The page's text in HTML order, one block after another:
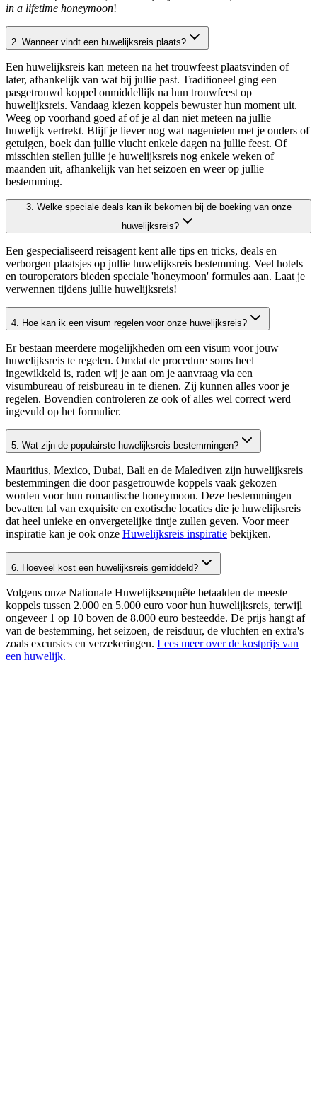
in a lifetime honeymoon!
2. Wanneer vindt een huwelijksreis plaats?
Een huwelijksreis kan meteen na het trouwfeest plaatsvinden of
later, afhankelijk van wat bij jullie past. Traditioneel ging een
pasgetrouwd koppel onmiddellijk na hun trouwfeest op
huwelijksreis. Vandaag kiezen koppels bewuster hun moment uit.
Weeg op voorhand goed af of je al dan niet meteen na jullie
huwelijk vertrekt. Blijf je liever nog wat nagenieten met je ouders of
getuigen, boek dan jullie vlucht enkele dagen na jullie feest. Of
misschien stellen jullie je huwelijksreis nog enkele weken of
maanden uit, afhankelijk van het seizoen en weer op jullie
bestemming.
3. Welke speciale deals kan ik bekomen bij de boeking van onze
huwelijksreis?
Een gespecialiseerd reisagent kent alle tips en tricks, deals en
verborgen plaatsjes op jullie huwelijksreis bestemming. Veel hotels
en touroperators bieden speciale 'honeymoon' formules aan. Laat je
verwennen tijdens jullie huwelijksreis!
4. Hoe kan ik een visum regelen voor onze huwelijksreis?
Er bestaan meerdere mogelijkheden om een visum voor jouw
huwelijksreis te regelen. Omdat de procedure soms heel
ingewikkeld is, raden wij je aan om je aanvraag via een
visumbureau of reisbureau in te dienen. Zij kunnen alles voor je
regelen. Bovendien controleren ze ook of alles wel correct werd
ingevuld op het formulier.
5. Wat zijn de populairste huwelijksreis bestemmingen?
Mauritius, Mexico, Dubai, Bali en de Malediven zijn huwelijksreis
bestemmingen die door pasgetrouwde koppels vaak gekozen
worden voor hun romantische honeymoon. Deze bestemmingen
bevatten tal van exquisite en exotische locaties die je huwelijksreis
dat heel unieke en onvergetelijke tintje zullen geven. Voor meer
inspiratie kan je ook onze Huwelijksreis inspiratie bekijken.
6. Hoeveel kost een huwelijksreis gemiddeld?
Volgens onze Nationale Huwelijksenquête betaalden de meeste
koppels tussen 2.000 en 5.000 euro voor hun huwelijksreis, terwijl
ongeveer 1 op 10 boven de 8.000 euro besteedde. De prijs hangt af
van de bestemming, het seizoen, de reisduur, de vluchten en extra's
zoals excursies en verzekeringen. Lees meer over de kostprijs van
een huwelijk.